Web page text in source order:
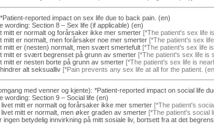
reported impact on sex life due to back pain. (en)
wording: Section 8 – Sex life (if applicable) (en)
mitt er normalt og forårsaker ikke mer smerter [*The patient's sex life
mitt er normalt, men forårsaker noe mer smerter [*The patient's sex
mitt er (nesten) normalt, men svært smertefult [*The patient's sex life
mitt er svært begrenset på grunn av smerter [*The patient's sex life is
mitt er nesten borte på grunn av smerter [*The patient's sex life is
alt seksualliv [*Pain prevents any sex life at all for the patient.
med venner og kjente): *Patient-reported impact on social life
wording: Section 9 – Social life (en)
livet mitt er normalt og forårsaker ikke mer smerter [*The patient's
livet mitt er normalt, men øker graden av smerter [*The patient's social
ingen betydelig innvirkning på mitt sosiale liv, bortsett fra at det